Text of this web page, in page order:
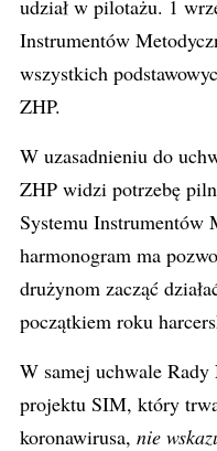
udział w pilotażu. 1
Instrumentów
wszystkich
ZHP.
W uzasadnieniu do
ZHP widzi potrzebę
Systemu Instrumentów
harmonogram ma
drużynom zacząć
początkiem roku
W samej uchwale
projektu SIM, który
koronawirusa, nie